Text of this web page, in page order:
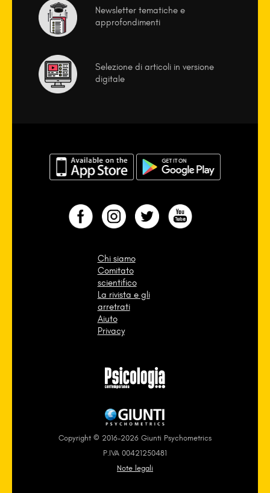
Newsletter tematiche e
approfondimenti
Selezione di articoli in versione
digitale
Copyright © 2016-2026 Giunti Psychometrics
P.IVA 00421250481
Note legali
Chi siamo
Comitato
scientifico
La rivista e gli
arretrati
Aiuto
Privacy